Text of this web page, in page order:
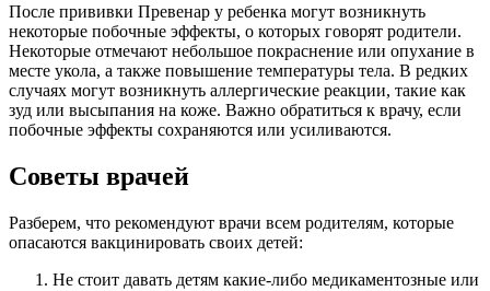
После прививки Превенар у ребенка могут возникнуть
некоторые побочные эффекты, о которых говорят родители.
Некоторые отмечают небольшое покраснение или опухание в
месте укола, а также повышение температуры тела. В редких
случаях могут возникнуть аллергические реакции, такие как
зуд или высыпания на коже. Важно обратиться к врачу, если
побочные эффекты сохраняются или усиливаются.
Советы врачей
Разберем, что рекомендуют врачи всем родителям, которые
опасаются вакцинировать своих детей:
Не стоит давать детям какие-либо медикаментозные или